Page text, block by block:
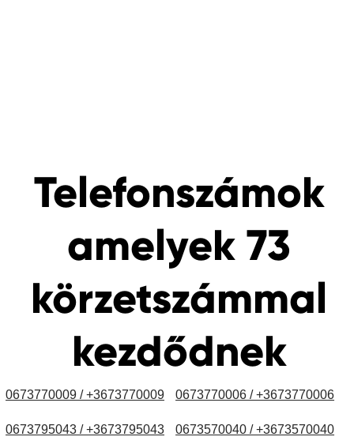
Telefonszámok
amelyek 73
körzetszámmal
kezdődnek
0673770009 / +3673770009 0673770006 / +3673770006
0673795043 / +3673795043 0673570040 / +3673570040